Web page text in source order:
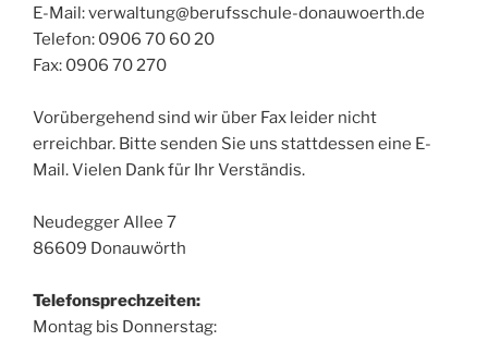
E-Mail: verwaltung@berufsschule-donauwoerth.de
Telefon: 0906 70 60 20
Fax: 0906 70 270
Vorübergehend sind wir über Fax leider nicht
erreichbar. Bitte senden Sie uns stattdessen eine E-
Mail. Vielen Dank für Ihr Verständis.
Neudegger Allee 7
86609 Donauwörth
Telefonsprechzeiten:
Montag bis Donnerstag: